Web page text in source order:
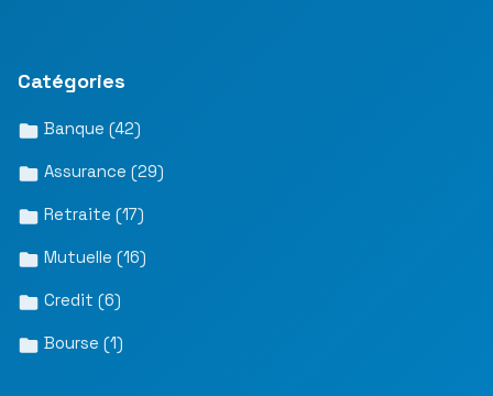
Catégories
Banque (42)
Assurance (29)
Retraite (17)
Mutuelle (16)
Credit (6)
Bourse (1)